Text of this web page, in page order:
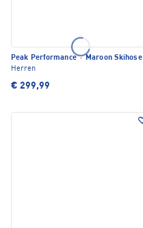
Peak Performance·Maroon Skihose
Herren
€ 299,99